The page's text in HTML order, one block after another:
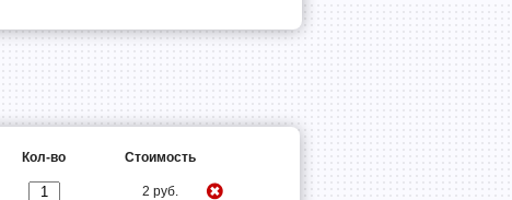
Кол-во Стоимость
2 руб.